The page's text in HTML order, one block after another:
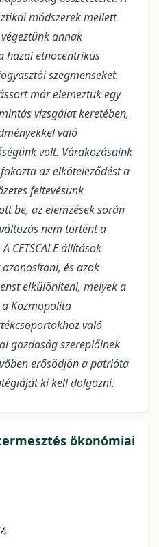
módszerek mellett
annak
hazai etnocentrikus
szegmenseket.
már elemeztük egy
vizsgálat keretében,
való
volt. Várakozásaink
az elköteleződést a
feltevésünk
be, az elemzések során
nem történt a
CETSCALE állítások
és azok
elkülöníteni, melyek a
Kozmopolita
való
gazdaság szereplőinek
erősödjön a patrióta
ki kell dolgozni.
ökonómiai